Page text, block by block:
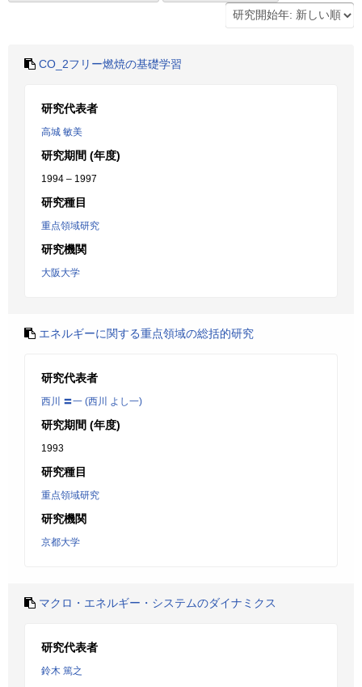
CO_2フリー燃焼の基礎学習
研究代表者
高城 敏美
研究期間 (年度)
1994 – 1997
研究種目
重点領域研究
研究機関
大阪大学
エネルギーに関する重点領域の総括的研究
研究代表者
西川 〓一 (西川 よし一)
研究期間 (年度)
1993
研究種目
重点領域研究
研究機関
京都大学
マクロ・エネルギー・システムのダイナミクス
研究代表者
鈴木 篤之